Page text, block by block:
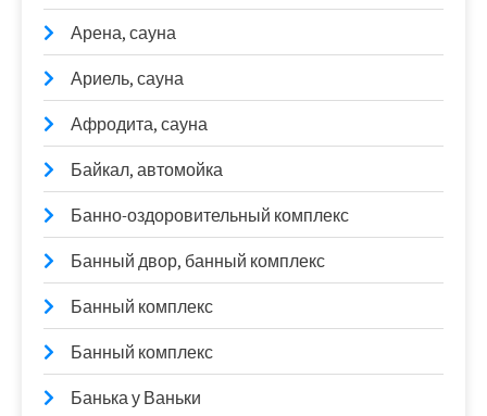
Арена, сауна
Ариель, сауна
Афродита, сауна
Байкал, автомойка
Банно-оздоровительный комплекс
Банный двор, банный комплекс
Банный комплекс
Банный комплекс
Банька у Ваньки